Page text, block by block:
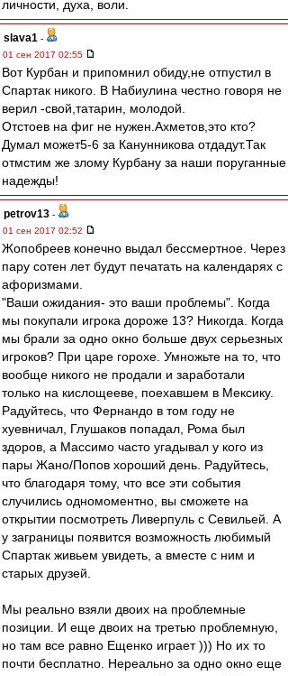
личности, духа, воли.
slava1 -
01 сен 2017 02:55
Вот Курбан и припомнил обиду,не отпустил в
Спартак никого. В Набиулина честно говоря не
верил -свой,татарин, молодой.
Отстоев на фиг не нужен.Ахметов,это кто?
Думал может5-6 за Канунникова отдадут.Так
отмстим же злому Курбану за наши поруганные
надежды!
petrov13 -
01 сен 2017 02:52
Жопобреев конечно выдал бессмертное. Через
пару сотен лет будут печатать на календарях с
афоризмами.
"Ваши ожидания- это ваши проблемы". Когда
мы покупали игрока дороже 13? Никогда. Когда
мы брали за одно окно больше двух серьезных
игроков? При царе горохе. Умножьте на то, что
вообще никого не продали и заработали
только на кислощееве, поехавшем в Мексику.
Радуйтесь, что Фернандо в том году не
хуевничал, Глушаков попадал, Рома был
здоров, а Массимо часто угадывал у кого из
пары Жано/Попов хороший день. Радуйтесь,
что благодаря тому, что все эти события
случились одномоментно, вы сможете на
открытии посмотреть Ливерпуль с Севильей. А
у заграницы появится возможность любимый
Спартак живьем увидеть, а вместе с ним и
старых друзей.
Мы реально взяли двоих на проблемные
позиции. И еще двоих на третью проблемную,
но там все равно Ещенко играет ))) Но их то
почти бесплатно. Нереально за одно окно еще